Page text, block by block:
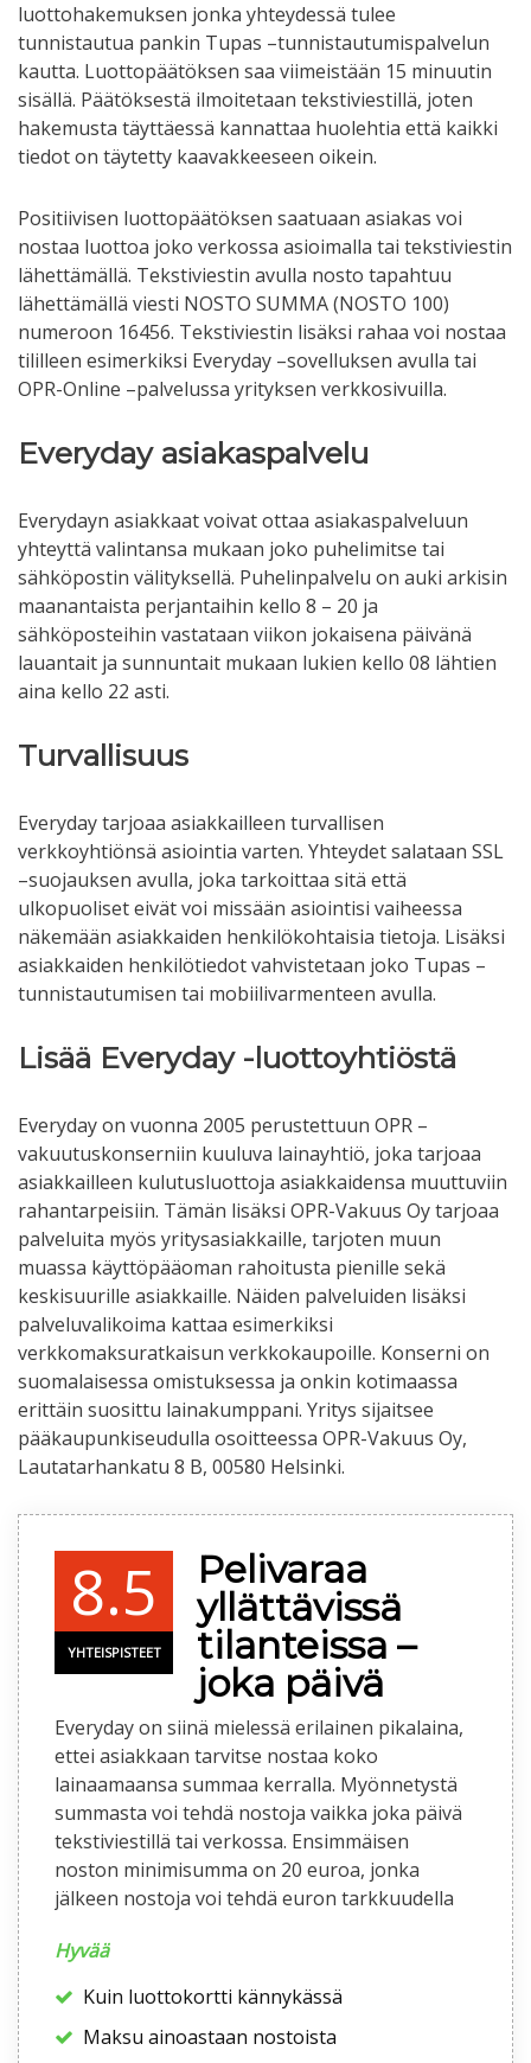
luottohakemuksen jonka yhteydessä tulee
tunnistautua pankin Tupas –tunnistautumispalvelun
kautta. Luottopäätöksen saa viimeistään 15 minuutin
sisällä. Päätöksestä ilmoitetaan tekstiviestillä, joten
hakemusta täyttäessä kannattaa huolehtia että kaikki
tiedot on täytetty kaavakkeeseen oikein.
Positiivisen luottopäätöksen saatuaan asiakas voi
nostaa luottoa joko verkossa asioimalla tai tekstiviestin
lähettämällä. Tekstiviestin avulla nosto tapahtuu
lähettämällä viesti NOSTO SUMMA (NOSTO 100)
numeroon 16456. Tekstiviestin lisäksi rahaa voi nostaa
tililleen esimerkiksi Everyday –sovelluksen avulla tai
OPR-Online –palvelussa yrityksen verkkosivuilla.
Everyday asiakaspalvelu
Everydayn asiakkaat voivat ottaa asiakaspalveluun
yhteyttä valintansa mukaan joko puhelimitse tai
sähköpostin välityksellä. Puhelinpalvelu on auki arkisin
maanantaista perjantaihin kello 8 – 20 ja
sähköposteihin vastataan viikon jokaisena päivänä
lauantait ja sunnuntait mukaan lukien kello 08 lähtien
aina kello 22 asti.
Turvallisuus
Everyday tarjoaa asiakkailleen turvallisen
verkkoyhtiönsä asiointia varten. Yhteydet salataan SSL
–suojauksen avulla, joka tarkoittaa sitä että
ulkopuoliset eivät voi missään asiointisi vaiheessa
näkemään asiakkaiden henkilökohtaisia tietoja. Lisäksi
asiakkaiden henkilötiedot vahvistetaan joko Tupas –
tunnistautumisen tai mobiilivarmenteen avulla.
Lisää Everyday -luottoyhtiöstä
Everyday on vuonna 2005 perustettuun OPR –
vakuutuskonserniin kuuluva lainayhtiö, joka tarjoaa
asiakkailleen kulutusluottoja asiakkaidensa muuttuviin
rahantarpeisiin. Tämän lisäksi OPR-Vakuus Oy tarjoaa
palveluita myös yritysasiakkaille, tarjoten muun
muassa käyttöpääoman rahoitusta pienille sekä
keskisuurille asiakkaille. Näiden palveluiden lisäksi
palveluvalikoima kattaa esimerkiksi
verkkomaksuratkaisun verkkokaupoille. Konserni on
suomalaisessa omistuksessa ja onkin kotimaassa
erittäin suosittu lainakumppani. Yritys sijaitsee
pääkaupunkiseudulla osoitteessa OPR-Vakuus Oy,
Lautatarhankatu 8 B, 00580 Helsinki.
8.5
YHTEISPISTEET
Pelivaraa
yllättävissä
tilanteissa –
joka päivä
Everyday on siinä mielessä erilainen pikalaina,
ettei asiakkaan tarvitse nostaa koko
lainaamaansa summaa kerralla. Myönnetystä
summasta voi tehdä nostoja vaikka joka päivä
tekstiviestillä tai verkossa. Ensimmäisen
noston minimisumma on 20 euroa, jonka
jälkeen nostoja voi tehdä euron tarkkuudella
Hyvää
Kuin luottokortti kännykässä
Maksu ainoastaan nostoista